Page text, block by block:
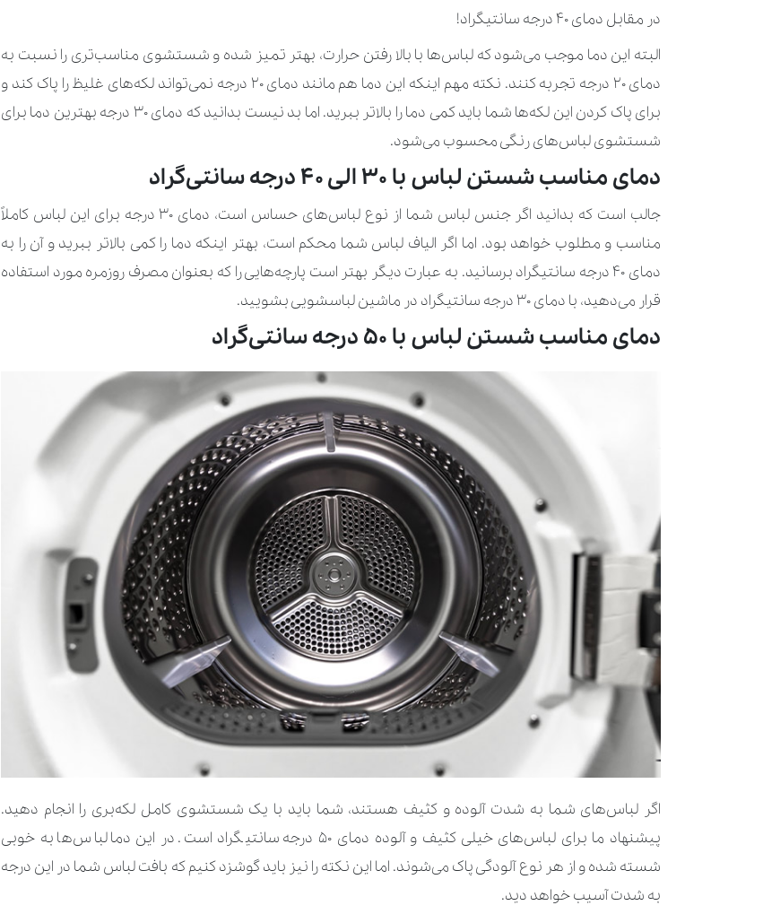
در مقابل دمای ۴۰ درجه سانتیگراد!
البته این دما موجب می‌شود که لباس‌ها با بالا رفتن حرارت، بهتر تمیز شده و شستشوی مناسب‌تری را نسبت به
دمای ۲۰ درجه تجربه کنند. نکته مهم اینکه این دما هم مانند دمای ۲۰ درجه نمی‌تواند لکه‌های غلیظ را پاک کند و
برای پاک کردن این لکه‌ها شما باید کمی دما را بالاتر ببرید. اما بد نیست بدانید که دمای 30 درجه بهترین دما برای
شستشوی لباس‌های رنگی محسوب می‌شود.
دمای مناسب شستن لباس با 30 الی 40 درجه سانتی‌گراد
جالب است که بدانید اگر جنس لباس شما از نوع لباس‌های حساس است، دمای ۳۰ درجه برای این لباس کاملاً
مناسب و مطلوب خواهد بود. اما اگر الیاف لباس شما محکم است، بهتر اینکه دما را کمی بالاتر ببرید و آن را به
دمای ۴۰ درجه سانتیگراد برسانید. به عبارت دیگر بهتر است پارچه‌هایی را که بعنوان مصرف روزمره مورد استفاده
قرار می‌دهید، با دمای ۳۰ درجه سانتیگراد در ماشین لباسشویی بشویید.
دمای مناسب شستن لباس با 50 درجه سانتی‌گراد
اگر لباس‌های شما به شدت آلوده و کثیف هستند، شما باید با یک شستشوی کامل لکه‌بری را انجام دهید.
پیشنهاد ما برای لباس‌های خیلی کثیف و آلوده دمای ۵۰ درجه سانتیگراد است. در این دما لباس‌ها به خوبی
شسته شده و از هر نوع آلودگی پاک می‌شوند. اما این نکته را نیز باید گوشزد کنیم که بافت لباس شما در این درجه
به شدت آسیب خواهد دید.